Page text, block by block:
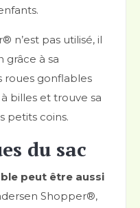
n’est pas utilisé, il
grâce à sa
roues gonflables
billes et trouve sa
petits coins.
du sac
peut être aussi
Shopper®,